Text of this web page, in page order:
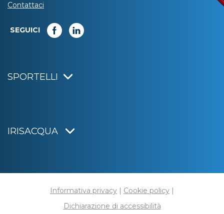
Contattaci
SEGUICI
SPORTELLI
IRISACQUA
Informativa privacy | Cookie policy |
Dichiarazione di accessibilità